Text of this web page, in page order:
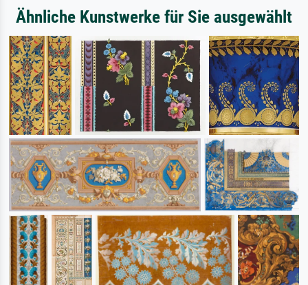
Ähnliche Kunstwerke für Sie ausgewählt